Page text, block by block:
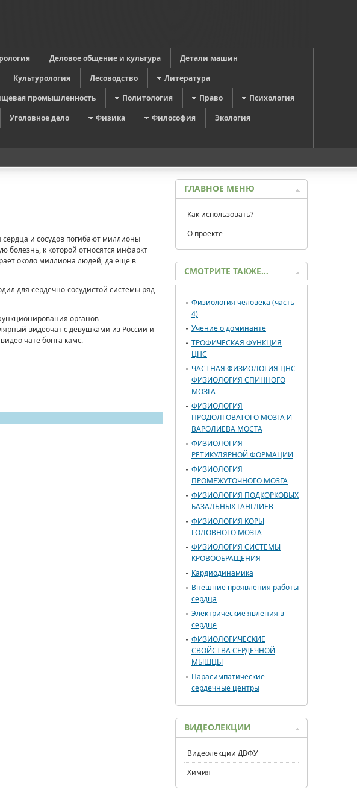
Деловое общение и культура
Детали машин
Культурология Лесоводство
Литература
промышленность Политология Право
Психология
Уголовное дело Физика Философия
Экология
и сосудов погибают миллионы
болезнь, к которой относятся инфаркт
около миллиона людей, да еще в
для сердечно-сосудистой системы ряд
органов
видеочат с девушками из России и
чате бонга камс.
ГЛАВНОЕ МЕНЮ
Как использовать?
О проекте
СМОТРИТЕ ТАКЖЕ…
Физиология человека (часть
4)
Учение о доминанте
ТРОФИЧЕСКАЯ ФУНКЦИЯ
ЦНС
ЧАСТНАЯ ФИЗИОЛОГИЯ ЦНС
ФИЗИОЛОГИЯ СПИННОГО
МОЗГА
ФИЗИОЛОГИЯ
ПРОДОЛГОВАТОГО МОЗГА И
ВАРОЛИЕВА МОСТА
ФИЗИОЛОГИЯ
РЕТИКУЛЯРНОЙ ФОРМАЦИИ
ФИЗИОЛОГИЯ
ПРОМЕЖУТОЧНОГО МОЗГА
ФИЗИОЛОГИЯ ПОДКОРКОВЫХ
БАЗАЛЬНЫХ ГАНГЛИЕВ
ФИЗИОЛОГИЯ КОРЫ
ГОЛОВНОГО МОЗГА
ФИЗИОЛОГИЯ СИСТЕМЫ
КРОВООБРАЩЕНИЯ
Кардиодинамика
Внешние проявления работы
сердца
Электрические явления в
сердце
ФИЗИОЛОГИЧЕСКИЕ
СВОЙСТВА СЕРДЕЧНОЙ
МЫШЦЫ
Парасимпатические
сердечные центры
ВИДЕОЛЕКЦИИ
Видеолекции ДВФУ
Химия